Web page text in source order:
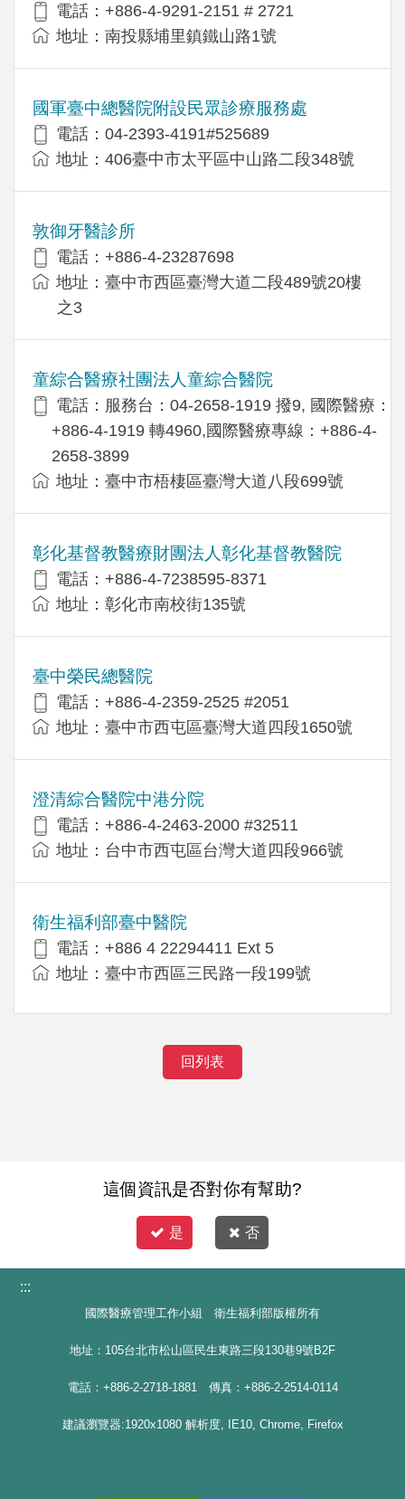
電話：+886-4-9291-2151 # 2721
地址：南投縣埔里鎮鐵山路1號
國軍臺中總醫院附設民眾診療服務處
電話：04-2393-4191#525689
地址：406臺中市太平區中山路二段348號
敦御牙醫診所
電話：+886-4-23287698
地址：臺中市西區臺灣大道二段489號20樓
之3
童綜合醫療社團法人童綜合醫院
電話：服務台：04-2658-1919 撥9, 國際醫療：
+886-4-1919 轉4960,國際醫療專線：+886-4-
2658-3899
地址：臺中市梧棲區臺灣大道八段699號
彰化基督教醫療財團法人彰化基督教醫院
電話：+886-4-7238595-8371
地址：彰化市南校街135號
臺中榮民總醫院
電話：+886-4-2359-2525 #2051
地址：臺中市西屯區臺灣大道四段1650號
澄清綜合醫院中港分院
電話：+886-4-2463-2000 #32511
地址：台中市西屯區台灣大道四段966號
衛生福利部臺中醫院
電話：+886 4 22294411 Ext 5
地址：臺中市西區三民路一段199號
回列表
這個資訊是否對你有幫助?
是 否
:::
國際醫療管理工作小組 衛生福利部版權所有
地址：105台北市松山區民生東路三段130巷9號B2F
電話：+886-2-2718-1881 傳真：+886-2-2514-0114
建議瀏覽器:1920x1080 解析度, IE10, Chrome, Firefox